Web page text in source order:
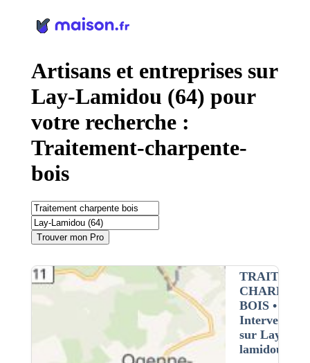
Artisans et entreprises sur
Lay-Lamidou (64) pour
votre recherche :
Traitement-charpente-
bois
Trouver mon Pro
BOIS•
Intervention
sur Lay-
lamidou (64)